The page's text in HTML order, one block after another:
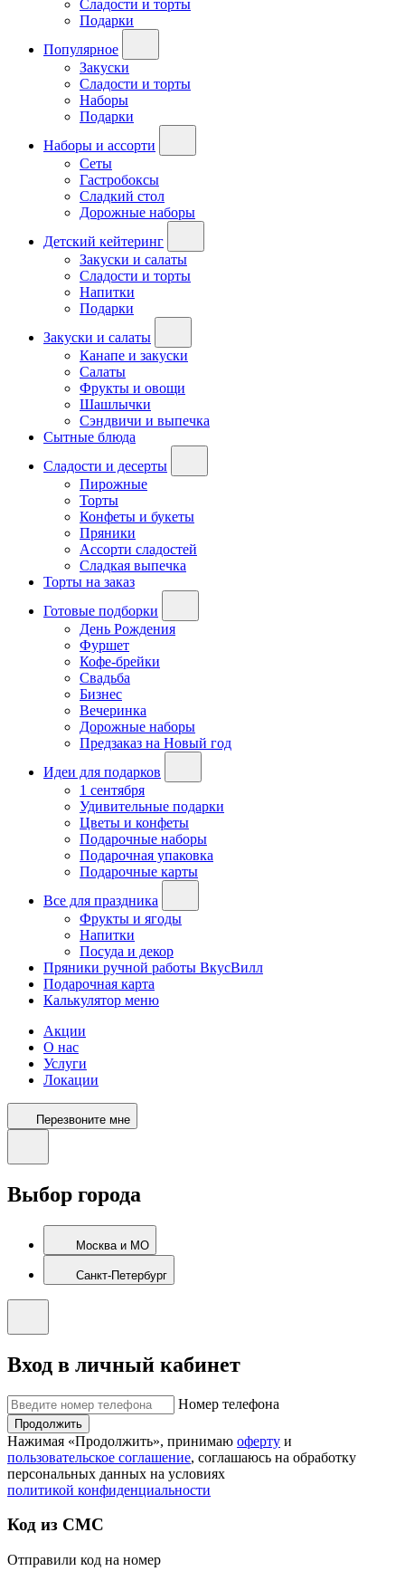
Сладости и торты
Подарки
Популярное
Закуски
Сладости и торты
Наборы
Подарки
Наборы и ассорти
Сеты
Гастробоксы
Сладкий стол
Дорожные наборы
Детский кейтеринг
Закуски и салаты
Сладости и торты
Напитки
Подарки
Закуски и салаты
Канапе и закуски
Салаты
Фрукты и овощи
Шашлычки
Сэндвичи и выпечка
Сытные блюда
Сладости и десерты
Пирожные
Торты
Конфеты и букеты
Пряники
Ассорти сладостей
Сладкая выпечка
Торты на заказ
Готовые подборки
День Рождения
Фуршет
Кофе-брейки
Свадьба
Бизнес
Вечеринка
Дорожные наборы
Предзаказ на Новый год
Идеи для подарков
1 сентября
Удивительные подарки
Цветы и конфеты
Подарочные наборы
Подарочная упаковка
Подарочные карты
Все для праздника
Фрукты и ягоды
Напитки
Посуда и декор
Пряники ручной работы ВкусВилл
Подарочная карта
Калькулятор меню
Акции
О нас
Услуги
Локации
Перезвоните мне
Выбор города
Москва и МО
Санкт-Петербург
Вход в личный кабинет
Номер телефона
Продолжить
Нажимая «Продолжить», принимаю оферту и
пользовательское соглашение, соглашаюсь на обработку
персональных данных на условиях
политикой конфиденциальности
Код из СМС
Отправили код на номер